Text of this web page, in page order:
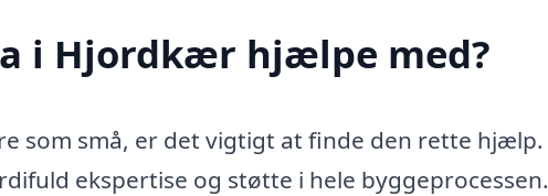
i Hjordkær hjælpe med?
som små, er det vigtigt at finde den rette hjælp.
ekspertise og støtte i hele byggeprocessen.